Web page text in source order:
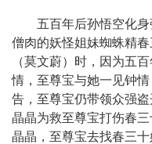
五百年后孙悟空化
僧肉的妖怪姐妹蜘蛛精
（莫文蔚）时，因为五
情，至尊宝与她一见钟
告，至尊宝仍带领众强
晶晶为救至尊宝打伤春
晶晶，至尊宝去找春三